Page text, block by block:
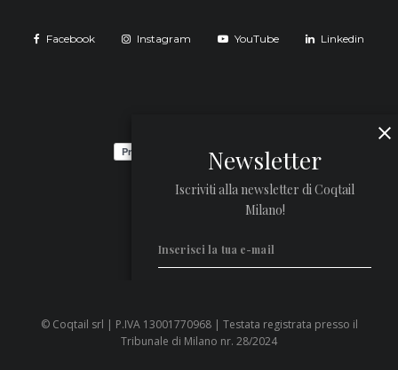
Facebook Instagram YouTube Linkedin
Newsletter
Iscriviti alla newsletter di Coqtail
Milano!
Privacy Policy
© Coqtail srl | P.IVA 13001770968 | Testata registrata presso il
Tribunale di Milano nr. 28/2024